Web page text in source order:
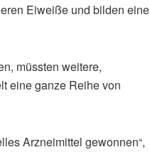
Eiweiße und bilden eine
müssten weitere,
eine ganze Reihe von
Arzneimittel gewonnen“,